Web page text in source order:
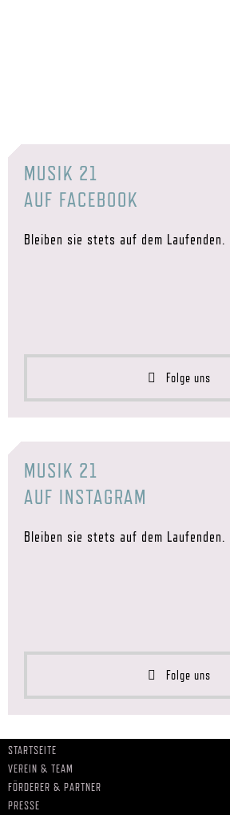
MUSIK 21
AUF FACEBOOK
Bleiben sie stets auf dem Laufenden.
Folge uns
MUSIK 21
AUF INSTAGRAM
Bleiben sie stets auf dem Laufenden.
Folge uns
STARTSEITE
VEREIN & TEAM
FÖRDERER & PARTNER
PRESSE